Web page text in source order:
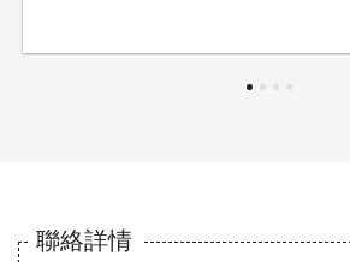
聯絡詳情